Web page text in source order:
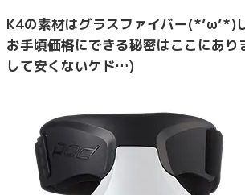
K4の素材はグラスファイバー(*’ω’*)
お手頃価格にできる秘密はここにあり
して安くないケド…)